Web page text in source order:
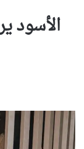
الأسود